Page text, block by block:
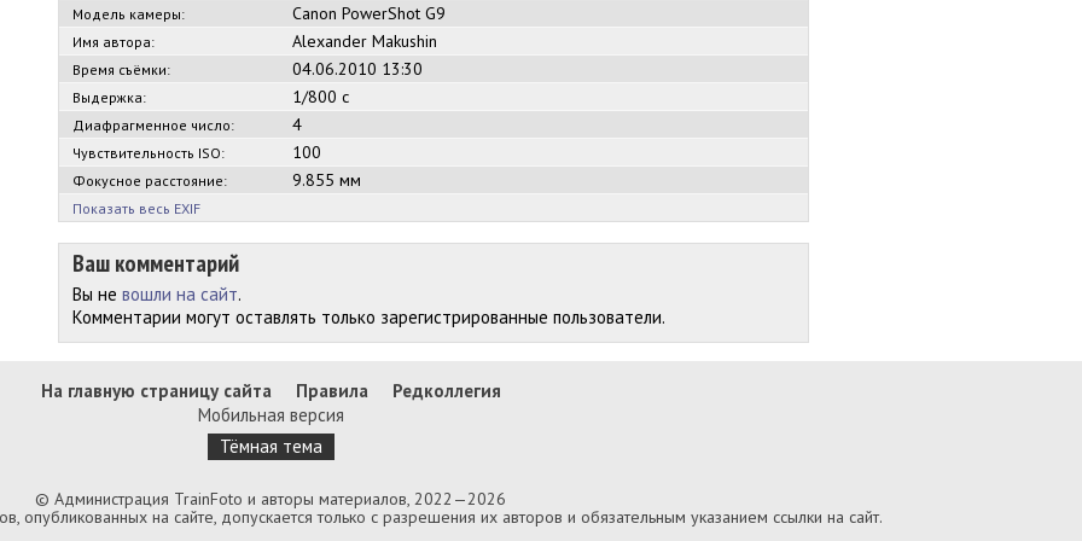
Модель камеры: Canon PowerShot G9
Имя автора: Alexander Makushin
Время съёмки: 04.06.2010 13:30
Выдержка: 1/800 с
Диафрагменное число: 4
Чувствительность ISO: 100
Фокусное расстояние: 9.855 мм
Показать весь EXIF
Ваш комментарий
Вы не вошли на сайт.
Комментарии могут оставлять только зарегистрированные пользователи.
На главную страницу сайта Правила
Редколлегия
Мобильная версия
Тёмная тема
© Администрация TrainFoto и авторы материалов, 2022—2026
опубликованных на сайте, допускается только с разрешения их авторов и обязательным указанием ссылки на сайт.